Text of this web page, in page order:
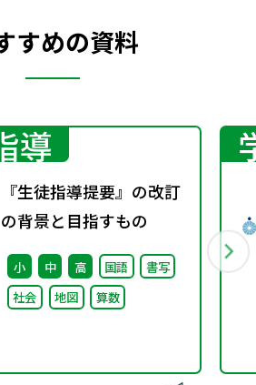
すめの資料
導
『生徒指導提要』の改訂
の背景と目指すもの
小 中 高 国語
書写
社会
地図 算数